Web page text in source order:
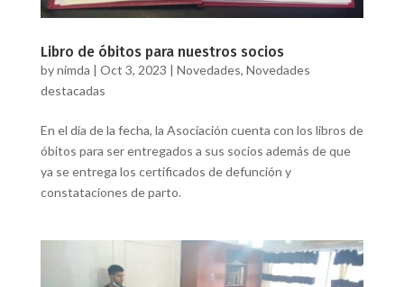
Libro de óbitos para nuestros socios
bynimda | Oct 3, 2023 | Novedades, Novedades
destacadas
En el día de la fecha, la Asociación cuenta con los libros de
óbitos para ser entregados a sus socios además de que
ya se entrega los certificados de defunción y
constataciones de parto.